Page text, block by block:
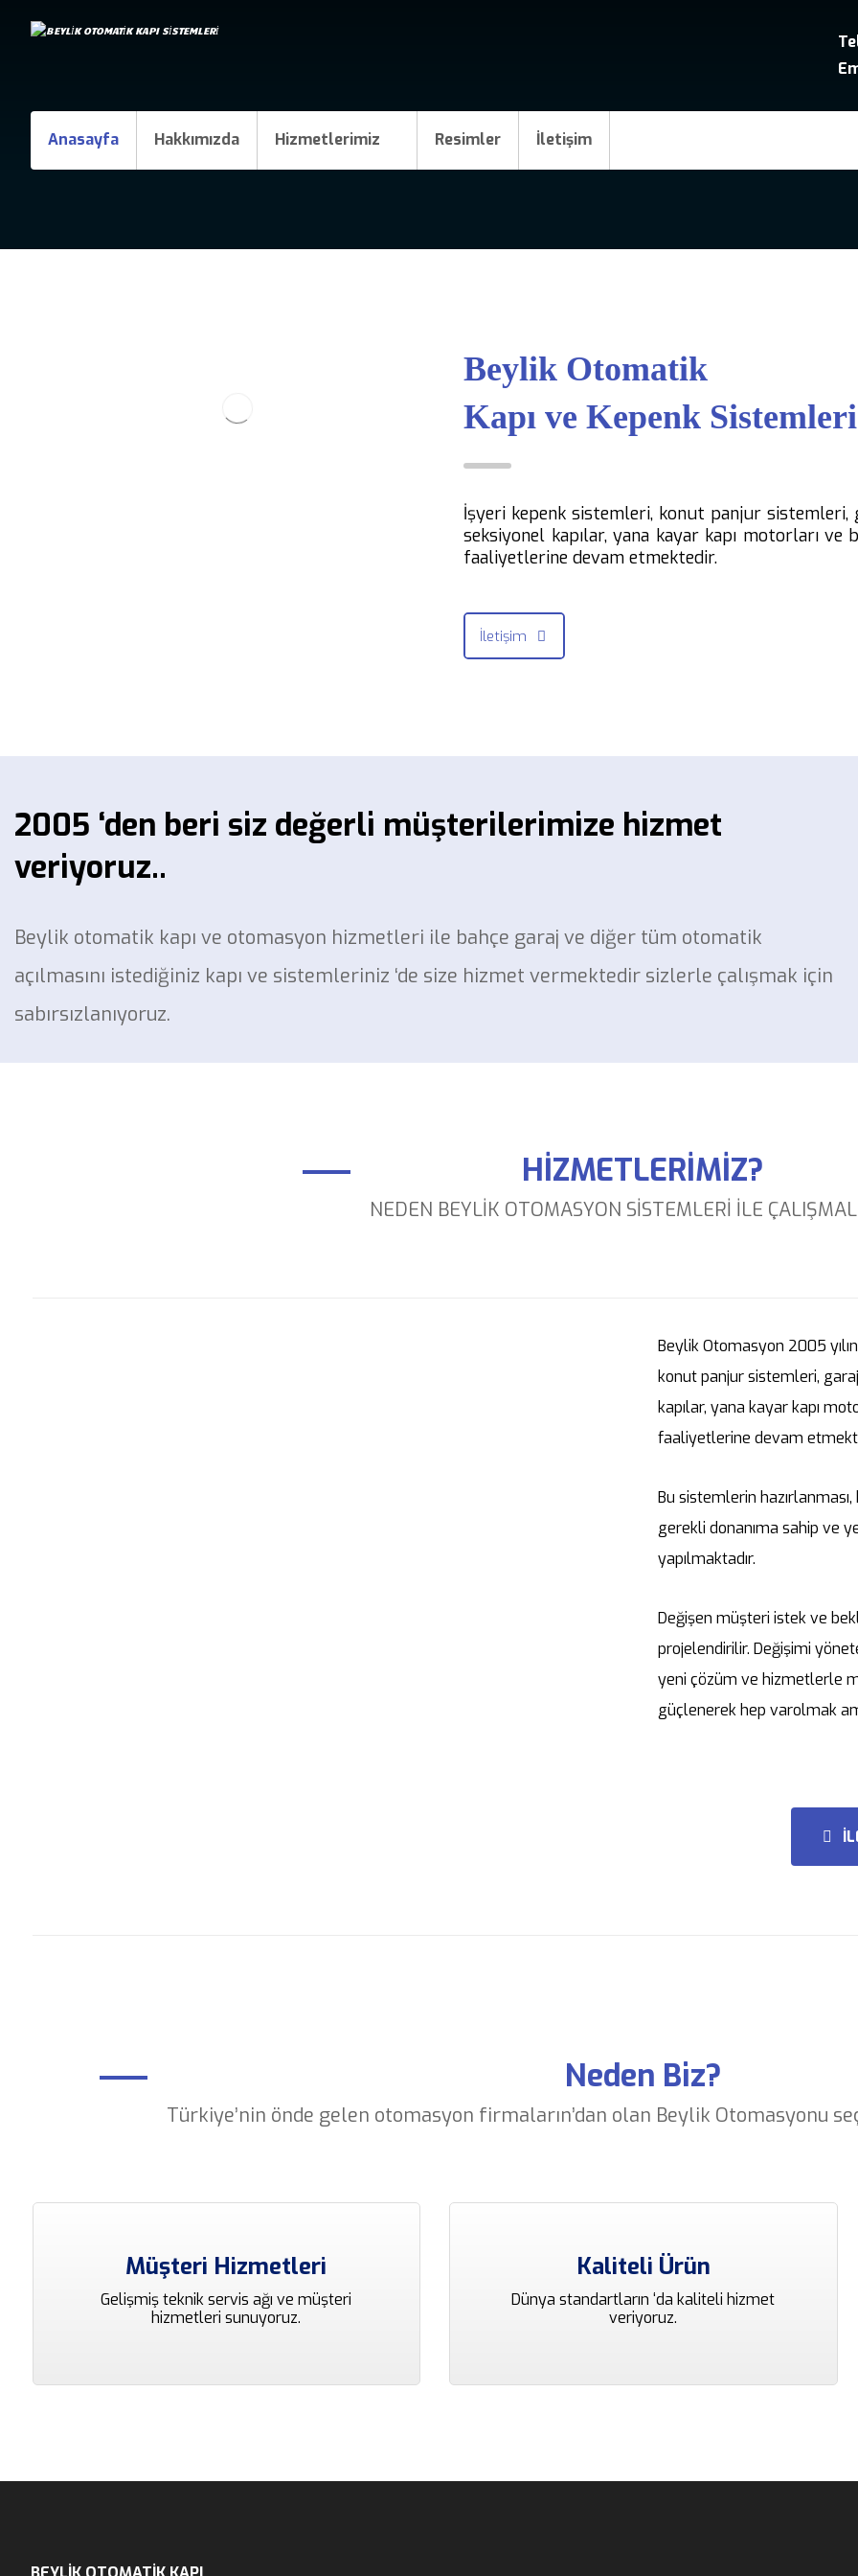
Anasayfa Hakkımızda Hizmetlerimiz Resimler İletişim
Beylik Otomatik
Kapı ve Kepenk Sistemleri
İşyeri kepenk sistemleri, konut panjur sistemleri,
seksiyonel kapılar, yana kayar kapı motorları
faaliyetlerine devam etmektedir.
İletişim
2005 ‘den beri siz değerli müşterilerimize hizmet
veriyoruz..
Beylik otomatik kapı ve otomasyon hizmetleri ile bahçe garaj ve diğer tüm otomatik
açılmasını istediğiniz kapı ve sistemleriniz ‘de size hizmet vermektedir sizlerle çalışmak için
sabırsızlanıyoruz.
HİZMETLERİMİZ?
NEDEN BEYLİK OTOMASYON SİSTEMLERİ İLE
Beylik Otomasyon 2005
konut panjur sistemleri,
kapılar, yana kayar kapı
faaliyetlerine devam
Bu sistemlerin
gerekli donanıma sahip ve
yapılmaktadır.
Değişen müşteri istek ve
projelendirilir. Değişimi
yeni çözüm ve hizmetlerle
güçlenerek hep varolmak
Neden Biz?
Türkiye’nin önde gelen otomasyon firmaların’dan olan Beylik Otomasyonu
Müşteri Hizmetleri
Gelişmiş teknik servis ağı ve müşteri
hizmetleri sunuyoruz.
Kaliteli Ürün
Dünya standartların ‘da kaliteli hizmet
veriyoruz.